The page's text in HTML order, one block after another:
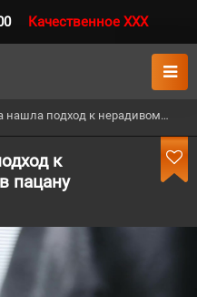
Качественное XXX
студенту, дав пацану мотивацию для учебы
к
пацану